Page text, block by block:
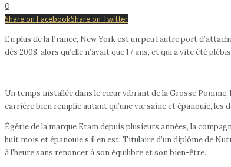
0
Share on FacebookShare on Twitter
En plus de la France, New York est un peu l’autre port
dès 2008, alors qu’elle n’avait que 17 ans, et qui a vite été
Un temps installée dans le cœur vibrant de la Grosse
carrière bien remplie autant qu’une vie saine et épanouie,
Égérie de la marque Etam depuis plusieurs années, la
huit mois et épanouie s’il en est. Titulaire d’un diplôme de
à l’heure sans renoncer à son équilibre et son bien-être.